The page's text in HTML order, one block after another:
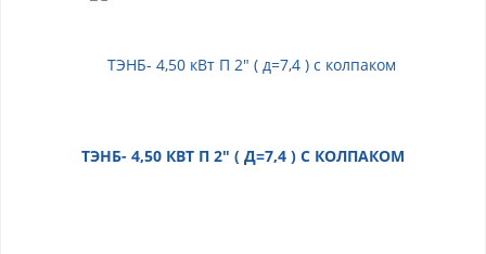
ТЭНБ- 4,50 КВТ П 2" ( Д=7,4 ) С КОЛПАКОМ